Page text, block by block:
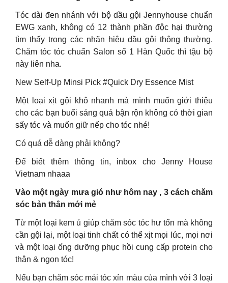
Tóc dài đen nhánh với bộ dầu gội Jennyhouse chuẩn
EWG xanh, không có 12 thành phần độc hại thường
tìm thấy trong các nhãn hiệu dầu gội thông thường.
Chăm tóc tóc chuẩn Salon số 1 Hàn Quốc thì tậu bộ
này liên nha.
New Self-Up Minsi Pick #Quick Dry Essence Mist
Một loại xịt gội khô nhanh mà mình muốn giới thiệu
cho các bạn buổi sáng quá bận rộn không có thời gian
sấy tóc và muốn giữ nếp cho tóc nhé!
Có quá dễ dàng phải không?
Để biết thêm thông tin, inbox cho Jenny House
Vietnam nhaaa
Vào một ngày mưa gió như hôm nay , 3 cách chăm
sóc bản thân mới mẻ
Từ một loại kem ủ giúp chăm sóc tóc hư tổn mà không
cần gội lại, một loại tinh chất có thể xịt mọi lúc, mọi nơi
và một loại ống dưỡng phục hồi cung cấp protein cho
thân & ngọn tóc!
Nếu bạn chăm sóc mái tóc xỉn màu của mình với 3 loại